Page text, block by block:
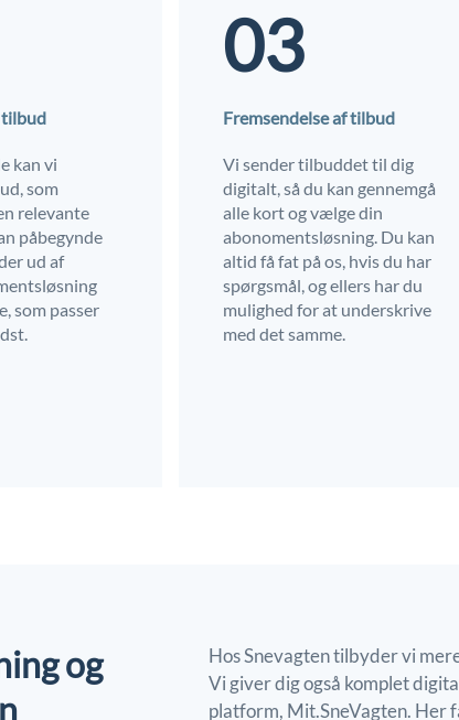
kan vi
som
relevante
påbegynde
ud af
som passer
03
Fremsendelse af tilbud
Vi sender tilbuddet til dig
digitalt, så du kan gennemgå
alle kort og vælge din
abonomentsløsning. Du kan
altid få fat på os, hvis du har
spørgsmål, og ellers har du
mulighed for at underskrive
med det samme.
og
Hos Snevagten tilbyder vi
Vi giver dig også komplet
platform, Mit.SneVagten. Her